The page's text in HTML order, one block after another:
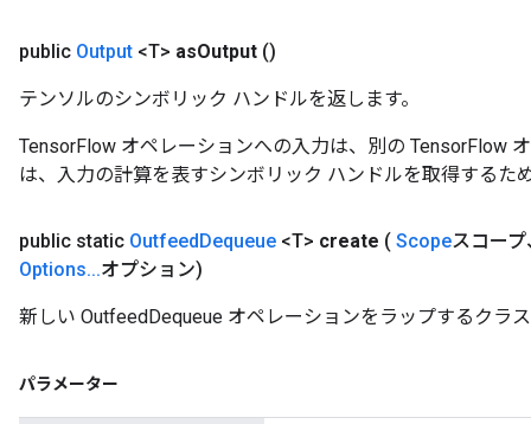
public Output <T> asOutput ()
テンソルのシンボリック ハンドルを返します。
TensorFlow オペレーションへの入力は、別の TensorFlow
は、入力の計算を表すシンボリック ハンドルを取得するた
public static OutfeedDequeue <T> create ( Scopeスコー
Options...オプション)
新しい OutfeedDequeue オペレーションをラップするクラ
パラメーター